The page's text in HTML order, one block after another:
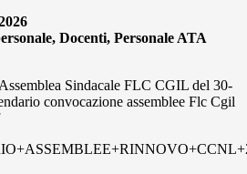
Docenti, Personale ATA
Sindacale FLC CGIL del 30-
convocazione assemblee Flc Cgil